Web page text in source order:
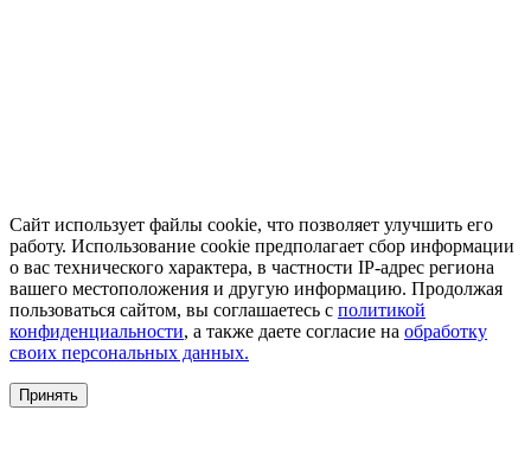
Сайт использует файлы cookie, что позволяет улучшить его
работу. Использование cookie предполагает сбор информации
о вас технического характера, в частности IP-адрес региона
вашего местоположения и другую информацию. Продолжая
пользоваться сайтом, вы соглашаетесь с политикой
конфиденциальности, а также даете согласие на обработку
своих персональных данных.
Принять